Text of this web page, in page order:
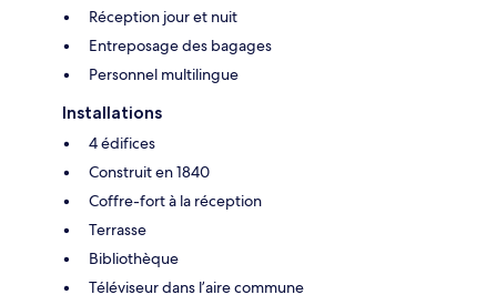
Réception jour et nuit
Entreposage des bagages
Personnel multilingue
Installations
4 édifices
Construit en 1840
Coffre-fort à la réception
Terrasse
Bibliothèque
Téléviseur dans l’aire commune